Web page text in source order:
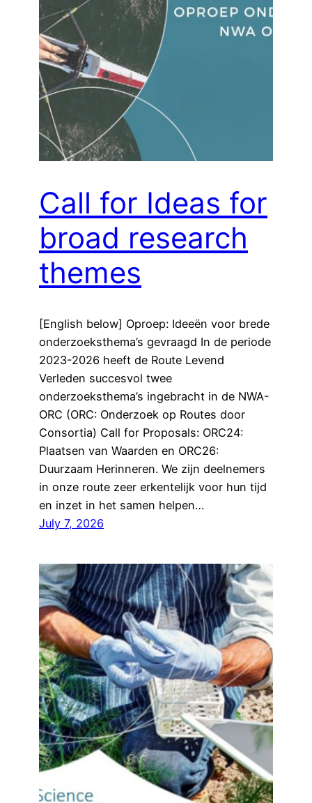
Call for Ideas for
broad research
themes
[English below] Oproep: Ideeën voor brede
onderzoeksthema’s gevraagd In de periode
2023-2026 heeft de Route Levend
Verleden succesvol twee
onderzoeksthema’s ingebracht in de NWA-
ORC (ORC: Onderzoek op Routes door
Consortia) Call for Proposals: ORC24:
Plaatsen van Waarden en ORC26:
Duurzaam Herinneren. We zijn deelnemers
in onze route zeer erkentelijk voor hun tijd
en inzet in het samen helpen…
July 7, 2026